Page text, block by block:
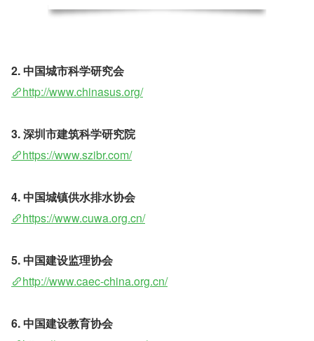
2. 中国城市科学研究会
http://www.chinasus.org/
3. 深圳市建筑科学研究院
https://www.szibr.com/
4. 中国城镇供水排水协会
https://www.cuwa.org.cn/
5. 中国建设监理协会
http://www.caec-china.org.cn/
6. 中国建设教育协会